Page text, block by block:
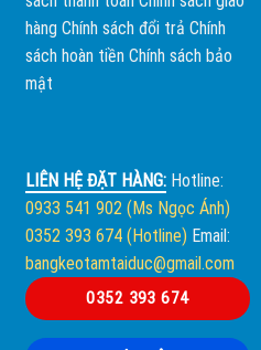
hàng Chính sách đổi trả Chính
sách hoàn tiền Chính sách bảo
mật
LIÊN HỆ ĐẶT HÀNG:Hotline:
0933 541 902 (Ms Ngọc Ánh)
0352 393 674 (Hotline) Email:
bangkeotamtaiduc@gmail.com
0352 393 674